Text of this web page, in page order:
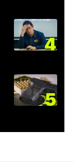
4
5